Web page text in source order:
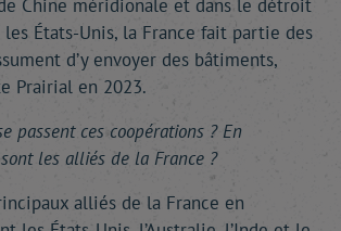
Chine méridionale et dans le détroit
les États-Unis, la France fait partie des
d’y envoyer des bâtiments,
Prairial en 2023.
passent ces coopérations ? En
les alliés de la France ?
alliés de la France en